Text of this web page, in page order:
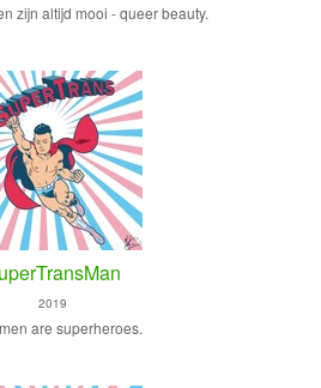
zijn altijd mooi - queer beauty.
2019
are superheroes.